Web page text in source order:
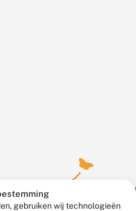
gebruiken wij technologieën